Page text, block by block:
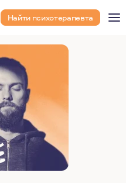
Найти психотерапевта